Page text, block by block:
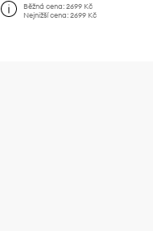
Běžná cena: 2699 Kč
Nejnižší cena: 2699 Kč